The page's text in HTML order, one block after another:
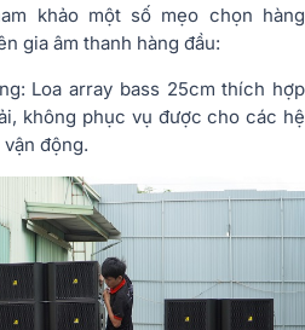
khảo một số mẹo chọn hàng
gia âm thanh hàng đầu:
Loa array bass 25cm thích hợp
không phục vụ được cho các hệ
động.